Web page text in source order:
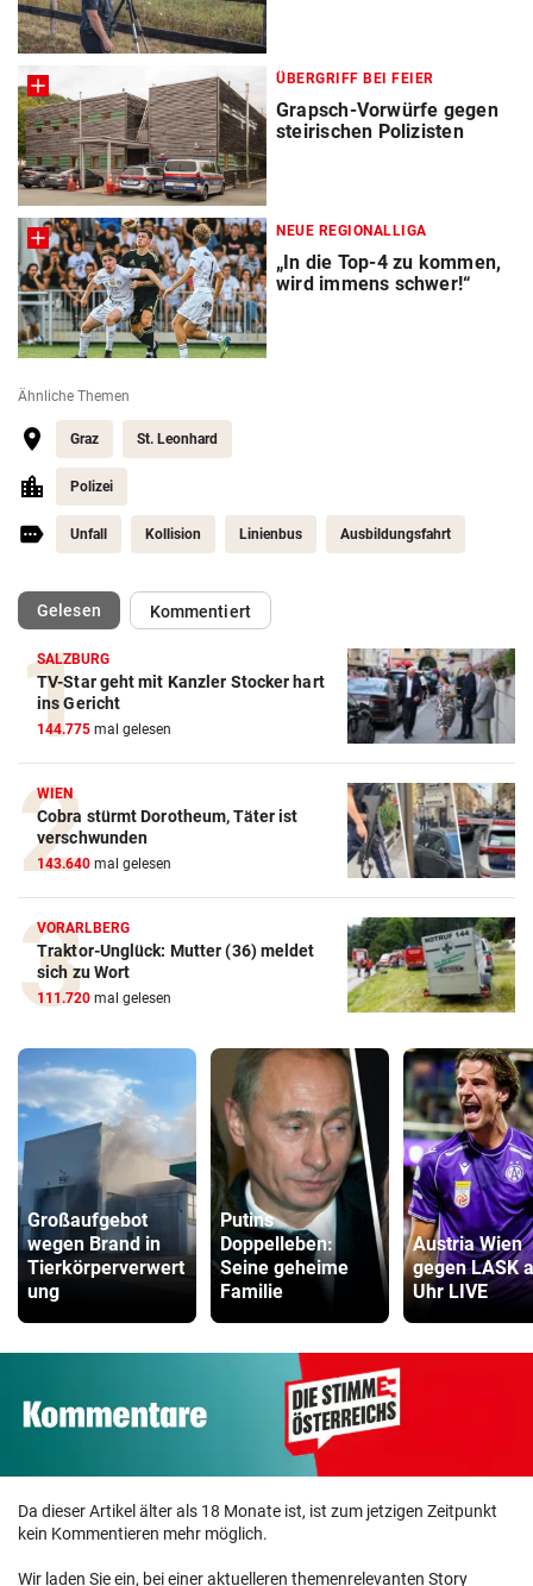
ÜBERGRIFF BEI FEIER
Grapsch-Vorwürfe gegen
steirischen Polizisten
NEUE REGIONALLIGA
„In die Top-4 zu kommen,
wird immens schwer!“
Ähnliche Themen
Graz St. Leonhard
Polizei
Unfall Kollision Linienbus Ausbildungsfahrt
Gelesen(ausgewählt)Kommentiert
SALZBURG
TV-Star geht mit Kanzler Stocker hart
ins Gericht
144.775 mal gelesen
WIEN
Cobra stürmt Dorotheum, Täter ist
verschwunden
143.640 mal gelesen
VORARLBERG
Traktor-Unglück: Mutter (36) meldet
sich zu Wort
111.720 mal gelesen
Großaufgebot
wegen Brand in
Tierkörperverwert
ung
Putins
Doppelleben:
Seine geheime
Familie
Austria Wien
gegen LASK
Uhr LIVE
Da dieser Artikel älter als 18 Monate ist, ist zum jetzigen Zeitpunkt
kein Kommentieren mehr möglich.
Wir laden Sie ein, bei einer aktuelleren themenrelevanten Story